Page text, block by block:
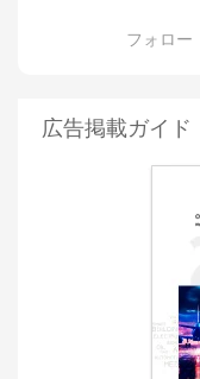
フォロー
広告掲載ガイド